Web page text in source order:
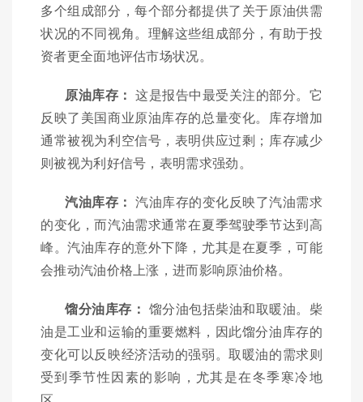
多个组成部分，每个部分都提供了关于原油供需
状况的不同视角。理解这些组成部分，有助于投
资者更全面地评估市场状况。
原油库存： 这是报告中最受关注的部分。它
反映了美国商业原油库存的总量变化。库存增加
通常被视为利空信号，表明供应过剩；库存减少
则被视为利好信号，表明需求强劲。
汽油库存： 汽油库存的变化反映了汽油需求
的变化，而汽油需求通常在夏季驾驶季节达到高
峰。汽油库存的意外下降，尤其是在夏季，可能
会推动汽油价格上涨，进而影响原油价格。
馏分油库存： 馏分油包括柴油和取暖油。柴
油是工业和运输的重要燃料，因此馏分油库存的
变化可以反映经济活动的强弱。取暖油的需求则
受到季节性因素的影响，尤其是在冬季寒冷地